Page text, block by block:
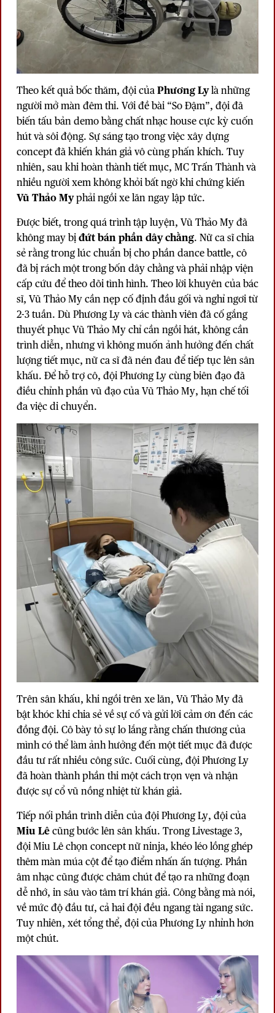
Theo kết quả bốc thăm, đội củaPhương Lylà những
người mở màn đêm thi. Với đề bài “So Đậm”, đội đã
biến tấu bản demo bằng chất nhạc house cực kỳ cuốn
hút và sôi động. Sự sáng tạo trong việc xây dựng
concept đã khiến khán giả vô cùng phấn khích. Tuy
nhiên, sau khi hoàn thành tiết mục, MC Trấn Thành và
nhiều người xem không khỏi bất ngờ khi chứng kiến
Vũ Thảo Myphải ngồi xe lăn ngay lập tức.
Được biết, trong quá trình tập luyện, Vũ Thảo My đã
không may bịđứt bán phần dây chằng. Nữ ca sĩ chia
sẻ rằng trong lúc chuẩn bị cho phần dance battle, cô
đã bị rách một trong bốn dây chằng và phải nhập viện
cấp cứu để theo dõi tình hình. Theo lời khuyên của bác
sĩ, Vũ Thảo My cần nẹp cố định đầu gối và nghỉ ngơi từ
2-3 tuần. Dù Phương Ly và các thành viên đã cố gắng
thuyết phục Vũ Thảo My chỉ cần ngồi hát, không cần
trình diễn, nhưng vì không muốn ảnh hưởng đến chất
lượng tiết mục, nữ ca sĩ đã nén đau để tiếp tục lên sân
khấu. Để hỗ trợ cô, đội Phương Ly cùng biên đạo đã
điều chỉnh phần vũ đạo của Vũ Thảo My, hạn chế tối
đa việc di chuyển.
Trên sân khấu, khi ngồi trên xe lăn, Vũ Thảo My đã
bật khóc khi chia sẻ về sự cố và gửi lời cảm ơn đến các
đồng đội. Cô bày tỏ sự lo lắng rằng chấn thương của
mình có thể làm ảnh hưởng đến một tiết mục đã được
đầu tư rất nhiều công sức. Cuối cùng, đội Phương Ly
đã hoàn thành phần thi một cách trọn vẹn và nhận
được sự cổ vũ nồng nhiệt từ khán giả.
Tiếp nối phần trình diễn của đội Phương Ly, đội của
Miu Lêcũng bước lên sân khấu. Trong Livestage 3,
đội Miu Lê chọn concept nữ ninja, khéo léo lồng ghép
thêm màn múa cột để tạo điểm nhấn ấn tượng. Phần
âm nhạc cũng được chăm chút để tạo ra những đoạn
dễ nhớ, in sâu vào tâm trí khán giả. Công bằng mà nói,
về mức độ đầu tư, cả hai đội đều ngang tài ngang sức.
Tuy nhiên, xét tổng thể, đội của Phương Ly nhỉnh hơn
một chút.